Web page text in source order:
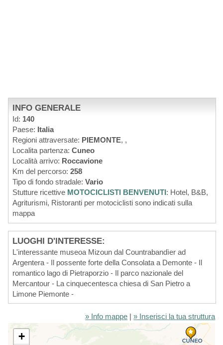
INFO GENERALE
Id: 140
Paese: Italia
Regioni attraversate: PIEMONTE, ,
Localita partenza: Cuneo
Località arrivo: Roccavione
Km del percorso: 258
Tipo di fondo stradale: Vario
Stutture ricettive MOTOCICLISTI BENVENUTI: Hotel, B&B,
Agriturismi, Ristoranti per motociclisti sono indicati sulla
mappa
LUOGHI D'INTERESSE:
L'interessante museoa Mizoun dal Countrabandìer ad
Argentera - Il possente forte della Consolata a Demonte - Il
romantico lago di Pietraporzio - Il parco nazionale del
Mercantour - La cinquecentesca chiesa di San Pietro a
Limone Piemonte -
» Info mappe |» Inserisci la tua struttura
+